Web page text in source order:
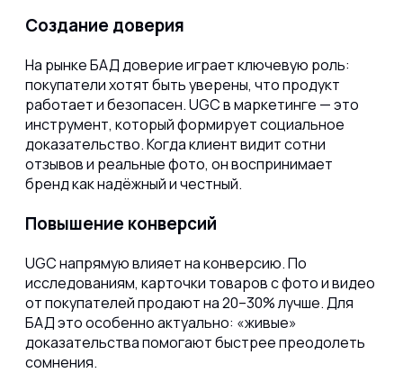
Создание доверия
На рынке БАД доверие играет ключевую роль:
покупатели хотят быть уверены, что продукт
работает и безопасен. UGC в маркетинге — это
инструмент, который формирует социальное
доказательство. Когда клиент видит сотни
отзывов и реальные фото, он воспринимает
бренд как надёжный и честный.
Повышение конверсий
UGC напрямую влияет на конверсию. По
исследованиям, карточки товаров с фото и видео
от покупателей продают на 20–30% лучше. Для
БАД это особенно актуально: «живые»
доказательства помогают быстрее преодолеть
сомнения.